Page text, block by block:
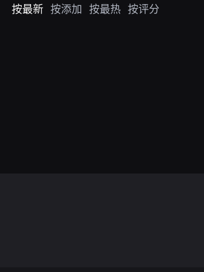
按最新 按添加 按最热 按评分